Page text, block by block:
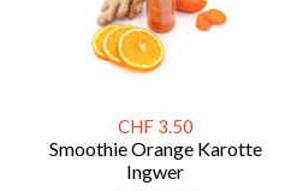
CHF 3.50
Smoothie Orange Karotte
Ingwer